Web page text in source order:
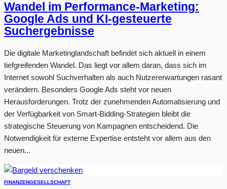
Wandel im Performance-Marketing:
Google Ads und KI-gesteuerte
Suchergebnisse
Die digitale Marketinglandschaft befindet sich aktuell in einem
tiefgreifenden Wandel. Das liegt vor allem daran, dass sich im
Internet sowohl Suchverhalten als auch Nutzererwartungen rasant
verändern. Besonders Google Ads steht vor neuen
Herausforderungen. Trotz der zunehmenden Automatisierung und
der Verfügbarkeit von Smart-Bidding-Strategien bleibt die
strategische Steuerung von Kampagnen entscheidend. Die
Notwendigkeit für externe Expertise entsteht vor allem aus den
neuen...
FINANZENGESELLSCHAFT